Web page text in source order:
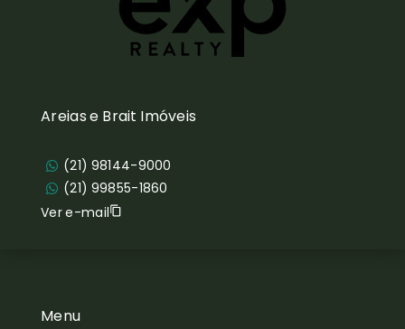
Menu
Areias e Brait Imóveis
(21) 98144-9000
(21) 99855-1860
Ver e-mail